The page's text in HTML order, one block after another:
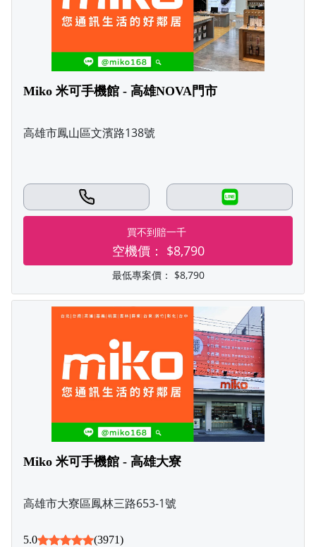
Miko 米可手機館 - 高雄NOVA門市
高雄市鳳山區文濱路138號
LINE
買不到賠一千
空機價： $8,790
最低專案價： $8,790
Miko 米可手機館 - 高雄大寮
高雄市大寮區鳳林三路653-1號
5.0 (3971)